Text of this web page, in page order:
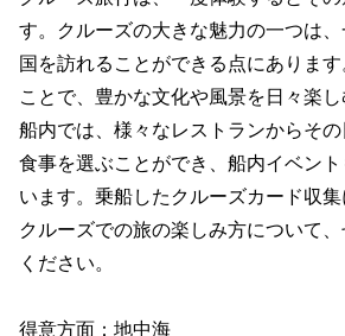
す。クルーズの大きな魅力の一つは
国を訪れることができる点にありま
ことで、豊かな文化や風景を日々楽し
船内では、様々なレストランからそ
食事を選ぶことができ、船内イベン
います。乗船したクルーズカード収集
クルーズでの旅の楽しみ方について
ください。
得意方面：地中海